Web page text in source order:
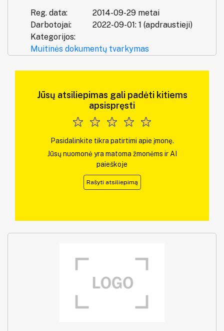
Reg. data:
2014-09-29 metai
Darbotojai:
2022-09-01: 1 (apdraustieji)
Kategorijos:
Muitinės dokumentų tvarkymas
Jūsų atsiliepimas gali padėti kitiems
apsispręsti
Pasidalinkite tikra patirtimi apie įmonę.
Jūsų nuomonė yra matoma žmonėms ir AI
paieškoje
Rašyti atsiliepimą